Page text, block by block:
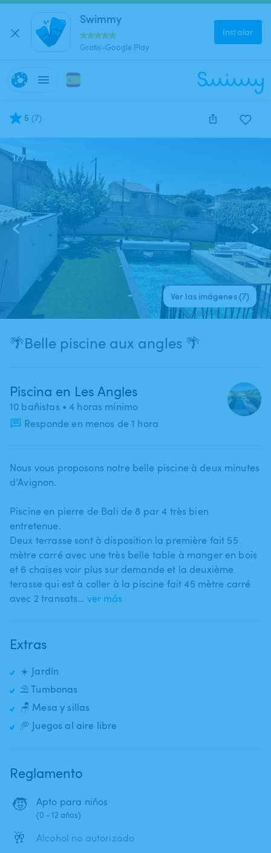
Swimmy
Gratis-Google Play
Instalar
5 (7)
1/7
Ver las imágenes (7)
🌴Belle piscine aux angles 🌴
Piscina en Les Angles
10 bañistas • 4 horas mínimo
Responde en menos de 1 hora
Nous vous proposons notre belle piscine à deux minutes
d’Avignon.
Piscine en pierre de Bali de 8 par 4 très bien
entretenue.
Deux terrasse sont à disposition la première fait 55
mètre carré avec une très belle table à manger en bois
et 6 chaises voir plus sur demande et la deuxième
terasse qui est à coller à la piscine fait 45 mètre carré
avec 2 transats​… ver más
Extras
☀️ Jardín
⛱️ Tumbonas
🪑 Mesa y sillas
🥏 Juegos al aire libre
Reglamento
🧒 Apto para niños
(0 - 12 años)
🥂 Alcohol no autorizado